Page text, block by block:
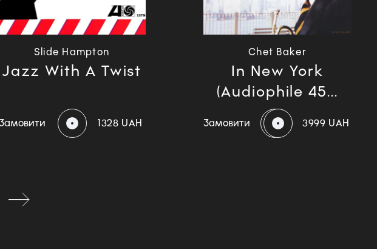
Slide Hampton
Jazz With A Twist
1328 UAH
Chet Baker
In New York
(Audiophile 45...
Замовити 3999 UAH